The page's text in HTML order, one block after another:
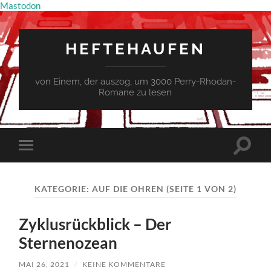
Mastodon
HEFTEHAUFEN
von Einem, der auszog, um 3000 Perry-Rhodan-
Romane zu lesen
Mobile-
Menü
KATEGORIE: AUF DIE OHREN (SEITE 1 VON 2)
Zyklusrückblick – Der
Sternenozean
MAI 26, 2021 / KEINE KOMMENTARE